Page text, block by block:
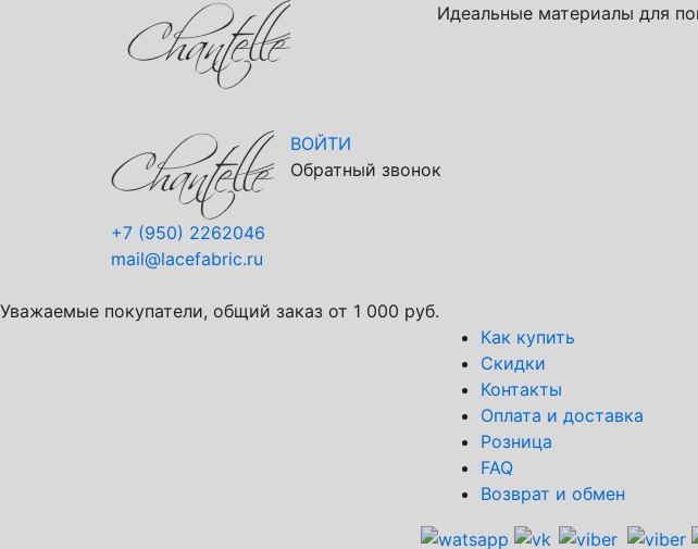
Идеальные материалы для
+7 (950) 2262046
mail@lacefabric.ru
ВОЙТИ
Обратный звонок
Уважаемые покупатели, общий заказ от 1 000 руб.
Как купить
Скидки
Контакты
Оплата и доставка
Розница
FAQ
Возврат и обмен